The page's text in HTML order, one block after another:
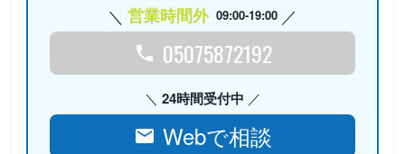
営業時間外 09:00-19:00
05075872192
24時間受付中
Webで相談